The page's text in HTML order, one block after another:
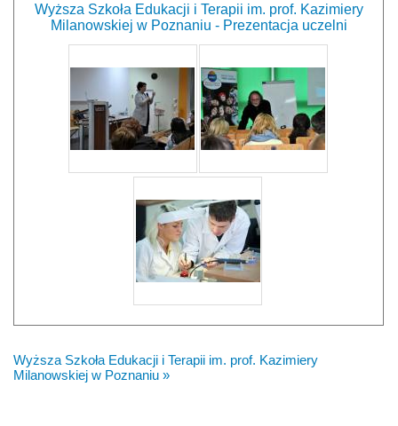
Wyższa Szkoła Edukacji i Terapii im. prof. Kazimiery
Milanowskiej w Poznaniu - Prezentacja uczelni
Wyższa Szkoła Edukacji i Terapii im. prof. Kazimiery
Milanowskiej w Poznaniu »